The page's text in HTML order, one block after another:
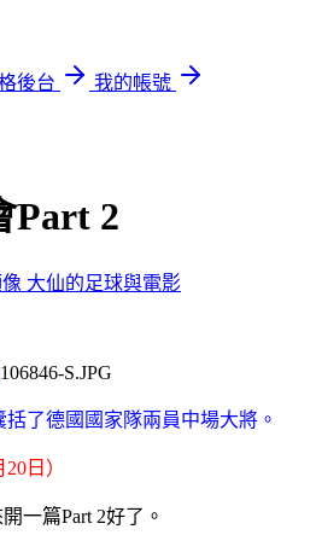
後台
我的帳號
Part 2
大仙的足球與電影
了德國國家隊兩員中場大將。
日）
一篇Part 2好了。